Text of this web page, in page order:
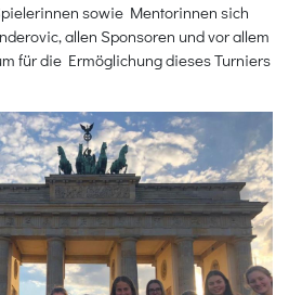
sowie Mentorinnen sich
allen Sponsoren und vor allem
für die Ermöglichung dieses Turniers